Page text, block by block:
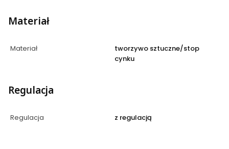
Materiał
Materiał
tworzywo sztuczne/stop
cynku
Regulacja
Regulacja z regulacją